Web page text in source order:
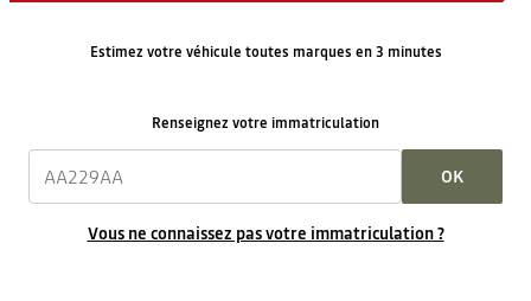
Estimez votre véhicule toutes marques en 3 minutes
Renseignez votre immatriculation
OK
Vous ne connaissez pas votre immatriculation ?